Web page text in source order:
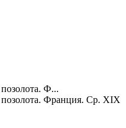
Ф...
Франция. Ср. ХIХ